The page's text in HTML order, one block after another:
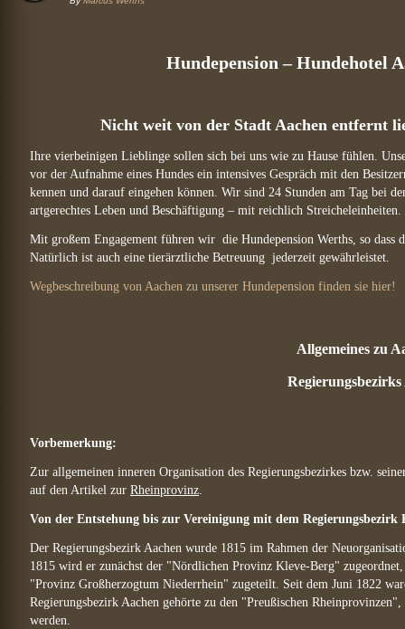
Hundepension – Hundehotel
Nicht weit von der Stadt Aachen entfernt
Ihre vierbeinigen Lieblinge sollen sich bei uns wie zu Hause fühlen.
vor der Aufnahme eines Hundes ein intensives Gespräch mit den
kennen und darauf eingehen können. Wir sind 24 Stunden am Tag bei
artgerechtes Leben und Beschäftigung – mit reichlich Streicheleinheiten.
Mit großem Engagement führen wir die Hundepension Werths, so dass
Natürlich ist auch eine tierärztliche Betreuung jederzeit gewährleistet.
Wegbeschreibung von Aachen zu unserer Hundepension finden sie hier!
Allgemeines zu
Regierungsbezirks
Vorbemerkung:
Zur allgemeinen inneren Organisation des Regierungsbezirkes bzw.
auf den Artikel zur Rheinprovinz.
Von der Entstehung bis zur Vereinigung mit dem Regierungsbezirk
Der Regierungsbezirk Aachen wurde 1815 im Rahmen der
1815 wird er zunächst der "Nördlichen Provinz Kleve-Berg"
"Provinz Großherzogtum Niederrhein" zugeteilt. Seit dem Juni 1822
Regierungsbezirk Aachen gehörte zu den "Preußischen
werden.